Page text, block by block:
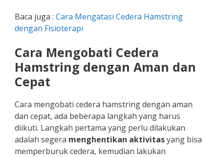
Baca juga : Cara Mengatasi Cedera Hamstring​
dengan Fisioterapi
Cara Mengobati Cedera
Hamstring​ dengan Aman dan
Cepat
Cara mengobati cedera hamstring​ dengan aman
dan cepat, ada beberapa langkah yang harus
diikuti. Langkah pertama yang perlu dilakukan
adalah segera menghentikan aktivitasyang bisa
memperburuk cedera, kemudian lakukan